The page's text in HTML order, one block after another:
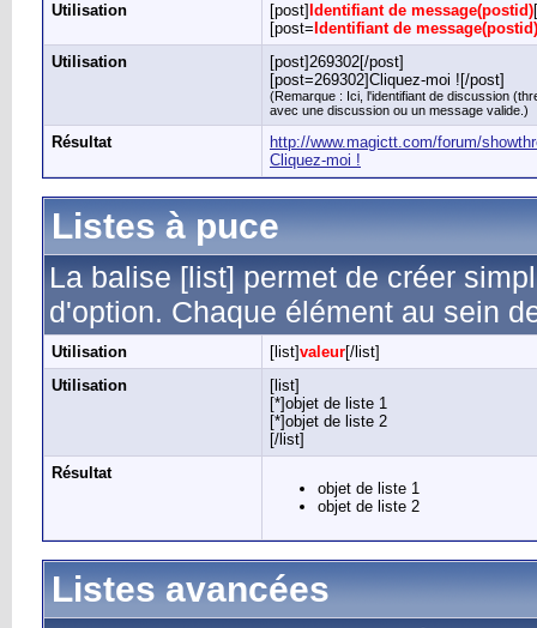
Utilisation [post] Identifiant de message(postid)
[post= Identifiant de message(postid)
Utilisation
[post]269302[/post]
[post=269302]Cliquez-moi ![/post]
(Remarque : Ici, l'identifiant de discussion
avec une discussion ou un message valide.)
Résultat
http://www.magictt.com/forum/
Cliquez-moi !
Listes à puce
La balise [list] permet de créer
d'option. Chaque élément au sein
Utilisation [list]valeur[/list]
Utilisation
[list]
[*]objet de liste 1
[*]objet de liste 2
[/list]
Résultat
objet de liste 1
objet de liste 2
Listes avancées